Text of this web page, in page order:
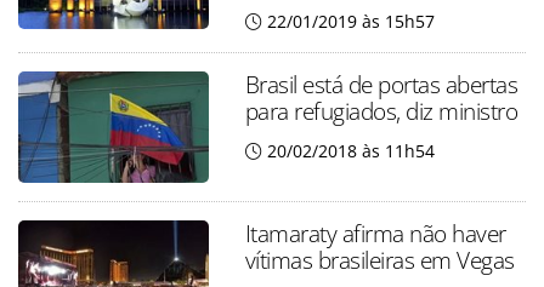
22/01/2019 às 15h57
Brasil está de portas abertas
para refugiados, diz ministro
20/02/2018 às 11h54
Itamaraty afirma não haver
vítimas brasileiras em Vegas